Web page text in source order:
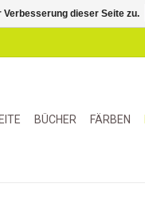
BÜCHER FÄRBEN
dieser Seite zu.